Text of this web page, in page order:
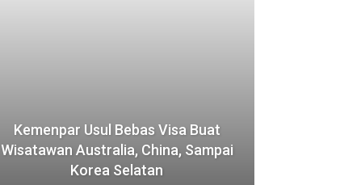
Kemenpar Usul Bebas Visa Buat
Wisatawan Australia, China, Sampai
Korea Selatan